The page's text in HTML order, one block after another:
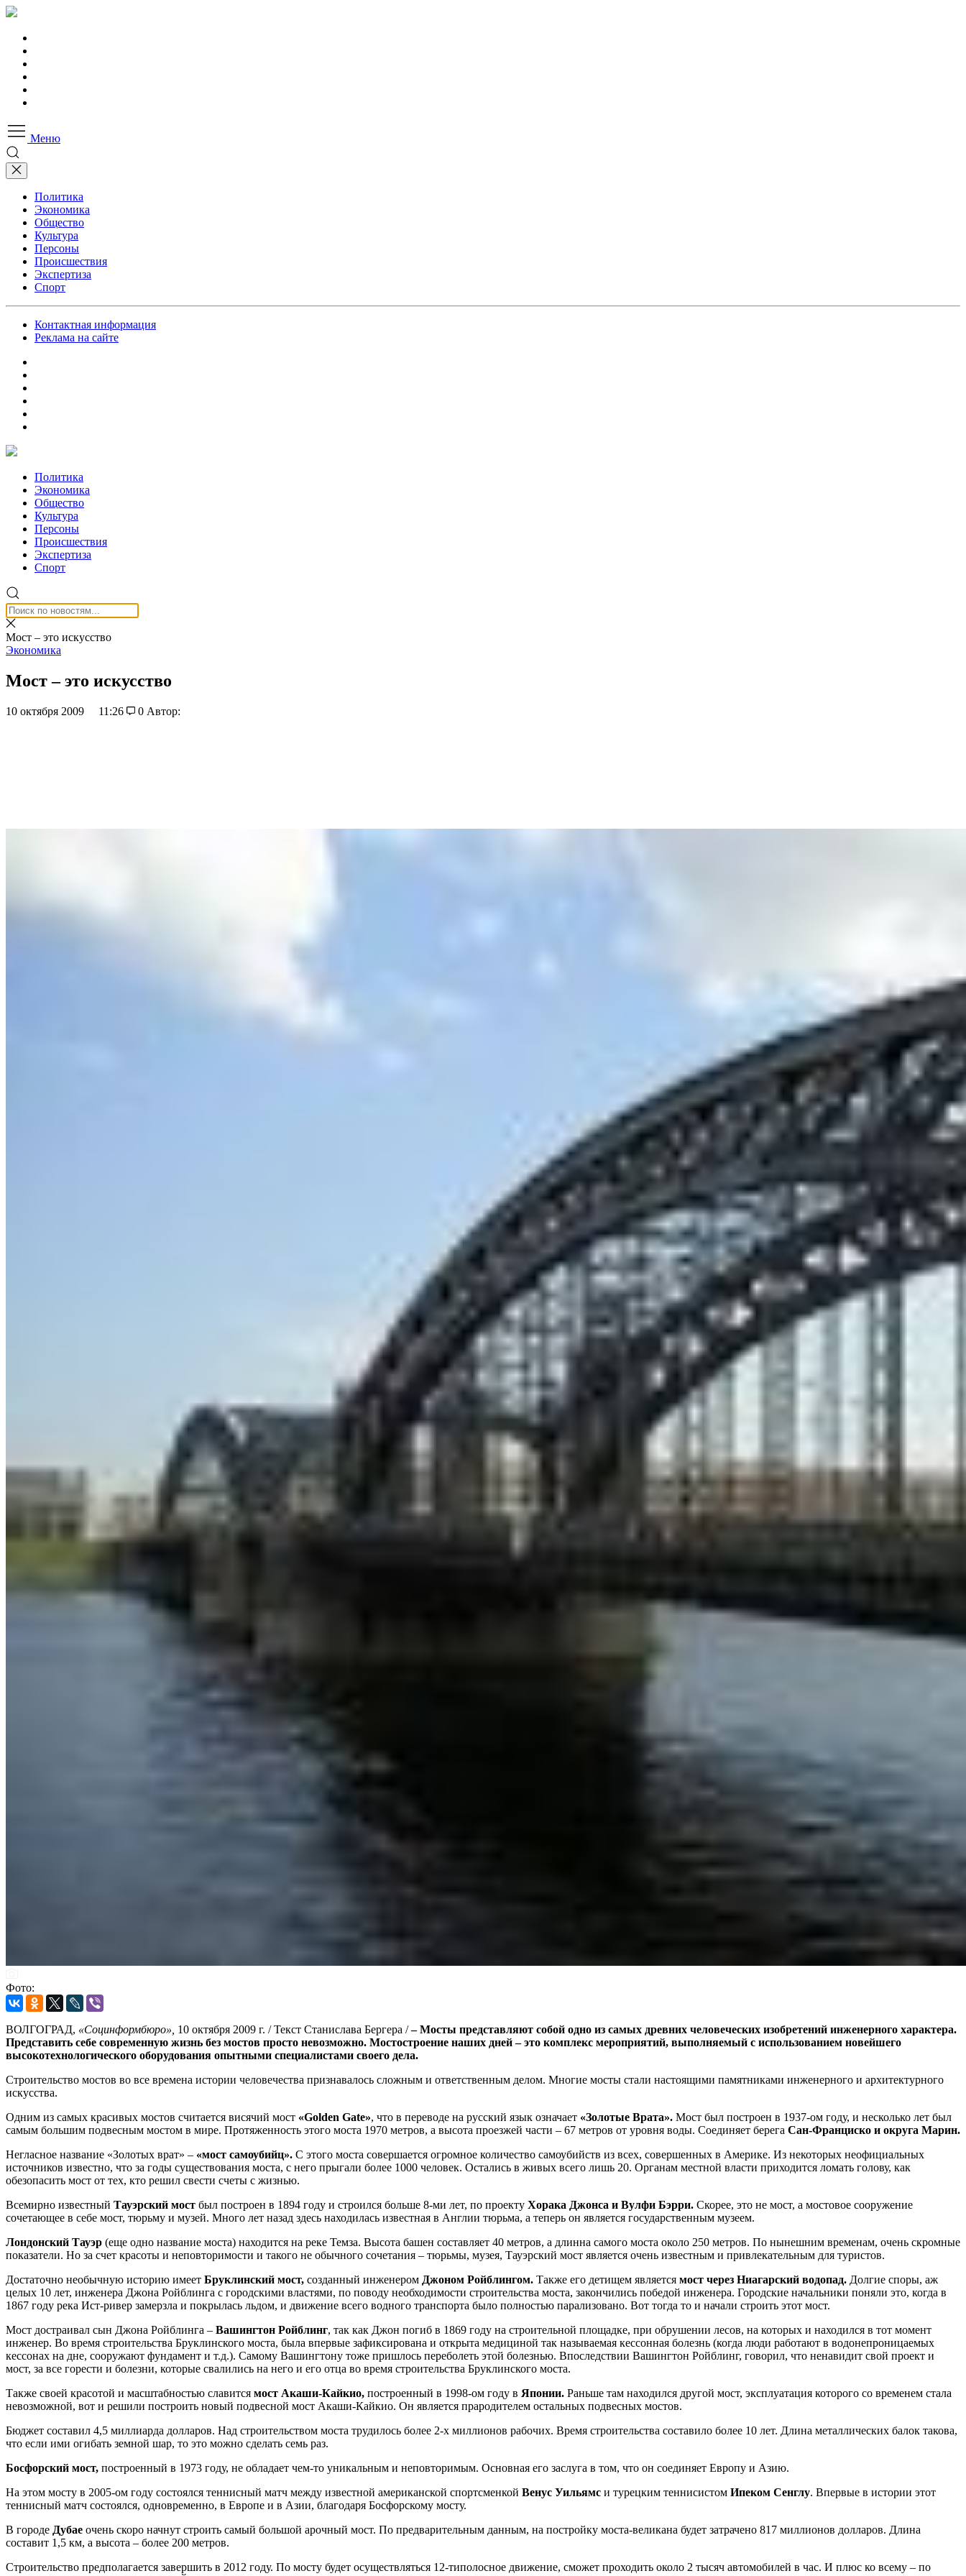
Меню
Политика
Экономика
Общество
Культура
Персоны
Происшествия
Экспертиза
Спорт
Контактная информация
Реклама на сайте
Политика
Экономика
Общество
Культура
Персоны
Происшествия
Экспертиза
Спорт
Мост – это искусство
Экономика
Мост – это искусство
10 октября 2009 11:26 0 Автор:
Фото:
ВОЛГОГРАД, «Социнформбюро», 10 октября 2009 г. / Текст Станислава Бергера /– Мосты представляют собой одно из самых древних человеческих изобретений инженерного характера.
Представить себе современную жизнь без мостов просто невозможно. Мостостроение наших дней – это комплекс мероприятий, выполняемый с использованием новейшего
высокотехнологического оборудования опытными специалистами своего дела.
Строительство мостов во все времена истории человечества признавалось сложным и ответственным делом. Многие мосты стали настоящими памятниками инженерного и архитектурного
искусства.
Одним из самых красивых мостов считается висячий мост «Golden Gate», что в переводе на русский язык означает «Золотые Врата». Мост был построен в 1937-ом году, и несколько лет был
самым большим подвесным мостом в мире. Протяженность этого моста 1970 метров, а высота проезжей части – 67 метров от уровня воды. Соединяет берега Сан-Франциско и округа Марин.
Негласное название «Золотых врат» – «мост самоубийц». С этого моста совершается огромное количество самоубийств из всех, совершенных в Америке. Из некоторых неофициальных
источников известно, что за годы существования моста, с него прыгали более 1000 человек. Остались в живых всего лишь 20. Органам местной власти приходится ломать голову, как
обезопасить мост от тех, кто решил свести счеты с жизнью.
Всемирно известный Тауэрский мост был построен в 1894 году и строился больше 8-ми лет, по проекту Хорака Джонса и Вулфи Бэрри. Скорее, это не мост, а мостовое сооружение
сочетающее в себе мост, тюрьму и музей. Много лет назад здесь находилась известная в Англии тюрьма, а теперь он является государственным музеем.
Лондонский Тауэр (еще одно название моста) находится на реке Темза. Высота башен составляет 40 метров, а длинна самого моста около 250 метров. По нынешним временам, очень скромные
показатели. Но за счет красоты и неповторимости и такого не обычного сочетания – тюрьмы, музея, Тауэрский мост является очень известным и привлекательным для туристов.
Достаточно необычную историю имеет Бруклинский мост, созданный инженером Джоном Ройблингом. Также его детищем является мост через Ниагарский водопад. Долгие споры, аж
целых 10 лет, инженера Джона Ройблинга с городскими властями, по поводу необходимости строительства моста, закончились победой инженера. Городские начальники поняли это, когда в
1867 году река Ист-ривер замерзла и покрылась льдом, и движение всего водного транспорта было полностью парализовано. Вот тогда то и начали строить этот мост.
Мост достраивал сын Джона Ройблинга – Вашингтон Ройблинг, так как Джон погиб в 1869 году на строительной площадке, при обрушении лесов, на которых и находился в тот момент
инженер. Во время строительства Бруклинского моста, была впервые зафиксирована и открыта медициной так называемая кессонная болезнь (когда люди работают в водонепроницаемых
кессонах на дне, сооружают фундамент и т.д.). Самому Вашингтону тоже пришлось переболеть этой болезнью. Впоследствии Вашингтон Ройблинг, говорил, что ненавидит свой проект и
мост, за все горести и болезни, которые свалились на него и его отца во время строительства Бруклинского моста.
Также своей красотой и масштабностью славится мост Акаши-Кайкио, построенный в 1998-ом году в Японии. Раньше там находился другой мост, эксплуатация которого со временем стала
невозможной, вот и решили построить новый подвесной мост Акаши-Кайкио. Он является прародителем остальных подвесных мостов.
Бюджет составил 4,5 миллиарда долларов. Над строительством моста трудилось более 2-х миллионов рабочих. Время строительства составило более 10 лет. Длина металлических балок такова,
что если ими огибать земной шар, то это можно сделать семь раз.
Босфорский мост, построенный в 1973 году, не обладает чем-то уникальным и неповторимым. Основная его заслуга в том, что он соединяет Европу и Азию.
На этом мосту в 2005-ом году состоялся теннисный матч между известной американской спортсменкой Венус Уильямс и турецким теннисистом Ипеком Сенглу. Впервые в истории этот
теннисный матч состоялся, одновременно, в Европе и в Азии, благодаря Босфорскому мосту.
В городе Дубае очень скоро начнут строить самый большой арочный мост. По предварительным данным, на постройку моста-великана будет затрачено 817 миллионов долларов. Длина
составит 1,5 км, а высота – более 200 метров.
Строительство предполагается завершить в 2012 году. По мосту будет осуществляться 12-типолосное движение, сможет проходить около 2 тысяч автомобилей в час. И плюс ко всему – по